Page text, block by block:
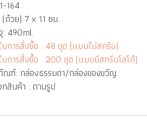
164
ถ้วย) 7 x 11 ซม.
: 490ml.
นการสั่งซื้อ : 48 ชุด (แบบไม่สกรีน)
นการสั่งซื้อ : 200 ชุด (แบบมีสกรีนโลโก้)
ณฑ์: กล่องธรรมดา/กล่องของขวัญ
สินค้า : ตามรูป